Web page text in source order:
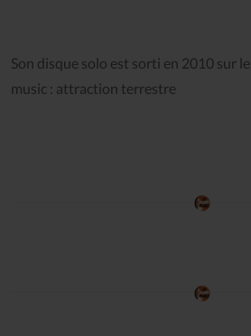
Son disque solo est sorti en 2010 sur
music : attraction terrestre